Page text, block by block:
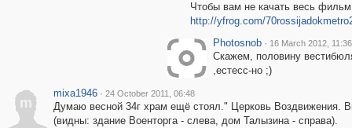
Чтобы вам не качать весь
http://yfrog.com/
Photosnob · 16 March 2012, 11:36
Скажем, половину
,естесс-но ;)
m
mixa1946 · 24 October 2011, 06:48
Думаю весной 34г храм ещё стоял." Церковь Воздвижения.
(видны: здание Военторга - слева, дом Талызина - справа).